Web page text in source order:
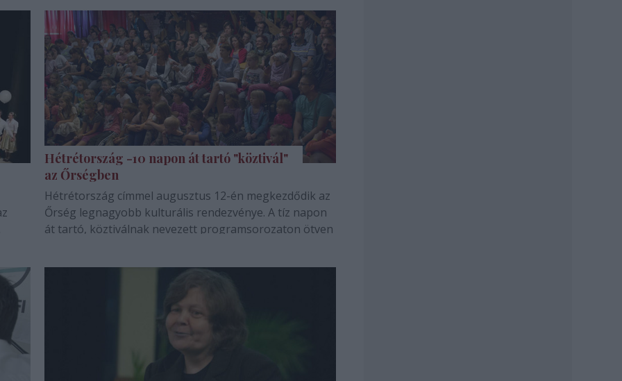
Hétrétország -10 napon át tartó "köztivál"
az Őrségben
Hétrétország címmel augusztus 12-én megkezdődik az
Őrség legnagyobb kulturális rendezvénye. A tíz napon
át tartó, köztiválnak nevezett programsorozaton ötven